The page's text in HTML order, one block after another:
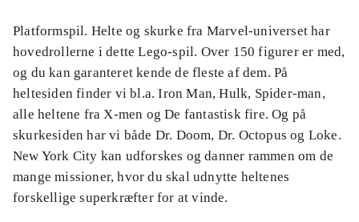
Platformspil. Helte og skurke fra Marvel-universet har
hovedrollerne i dette Lego-spil. Over 150 figurer er med,
og du kan garanteret kende de fleste af dem. På
heltesiden finder vi bl.a. Iron Man, Hulk, Spider-man,
alle heltene fra X-men og De fantastisk fire. Og på
skurkesiden har vi både Dr. Doom, Dr. Octopus og Loke.
New York City kan udforskes og danner rammen om de
mange missioner, hvor du skal udnytte heltenes
forskellige superkræfter for at vinde.